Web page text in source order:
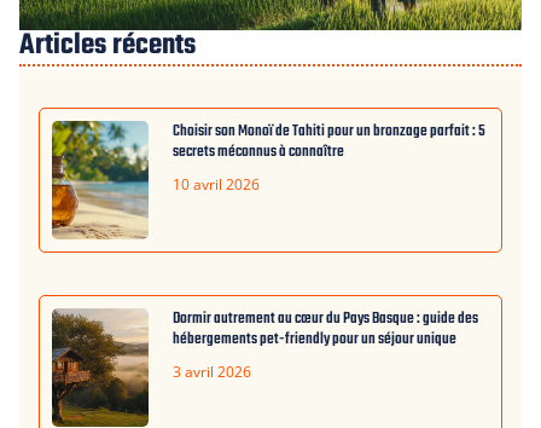
Articles récents
Choisir son Monoï de Tahiti pour un bronzage parfait : 5
secrets méconnus à connaître
10 avril 2026
Dormir autrement au cœur du Pays Basque : guide des
hébergements pet-friendly pour un séjour unique
3 avril 2026